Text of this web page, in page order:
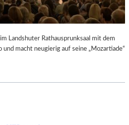
Landshuter Rathausprunksaal mit dem
macht neugierig auf seine „Mozartiade“